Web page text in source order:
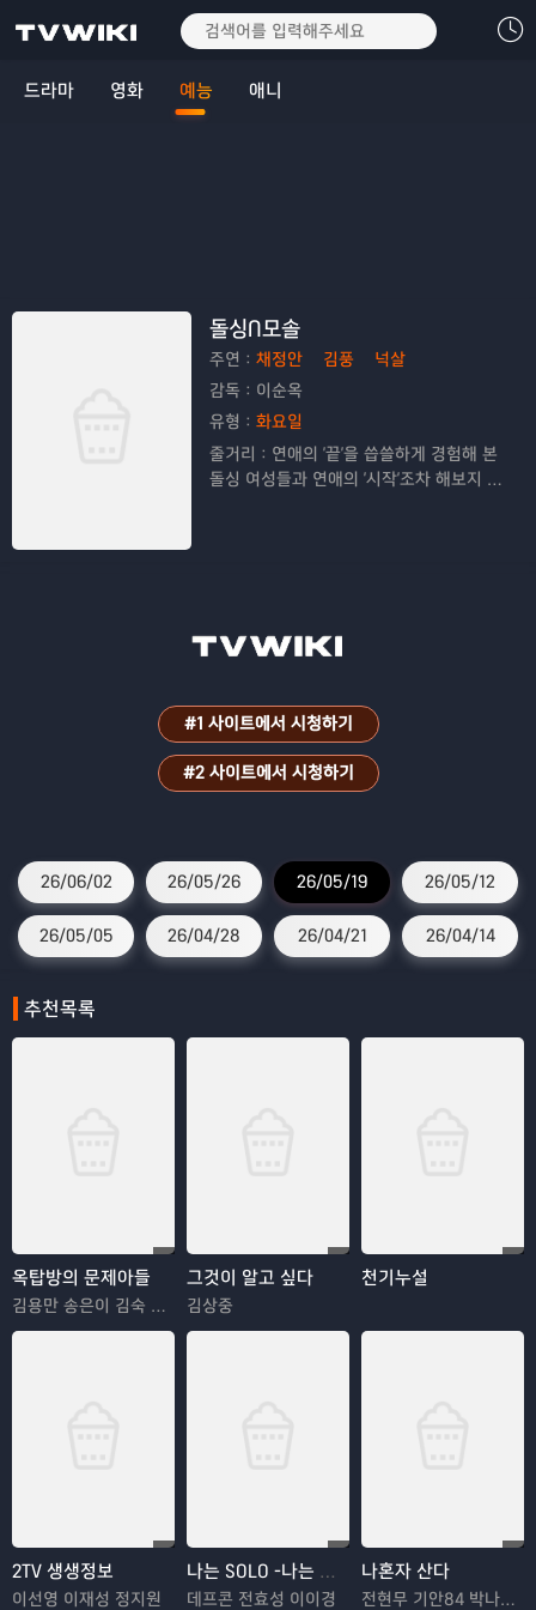
드라마 영화 예능 애니
돌싱N모솔
주연： 채정안 김풍
넉살
감독： 이순옥
유형： 화요일
줄거리： 연애의 '끝'을 씁쓸하게 경험해 본
돌싱 여성들과 연애의 '시작'조차 해보지 못
#1 사이트에서 시청하기
#2 사이트에서 시청하기
26/06/02 26/05/26 26/05/19 26/05/12
26/05/05 26/04/28 26/04/21 26/04/14
추천목록
옥탑방의 문제아들
김용만 송은이 김숙 정형돈 민경훈
그것이 알고 싶다
김상중
천기누설
2TV 생생정보
이선영 이재성 정지원
나는 SOLO -나는 솔로
데프콘 전효성 이이경
나혼자 산다
전현무 기안84 박나래 한혜진 이시언